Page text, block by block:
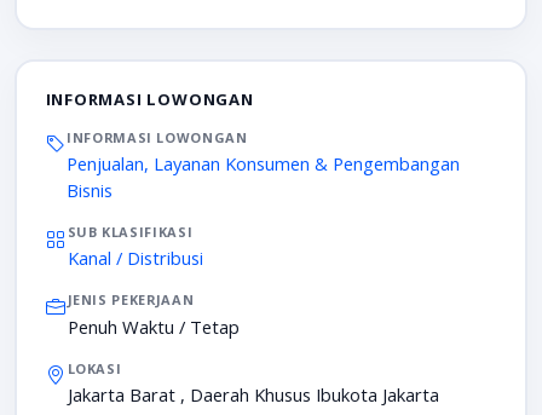
INFORMASI LOWONGAN
INFORMASI LOWONGAN
Penjualan, Layanan Konsumen & Pengembangan
Bisnis
SUB KLASIFIKASI
Kanal / Distribusi
JENIS PEKERJAAN
Penuh Waktu / Tetap
LOKASI
Jakarta Barat , Daerah Khusus Ibukota Jakarta